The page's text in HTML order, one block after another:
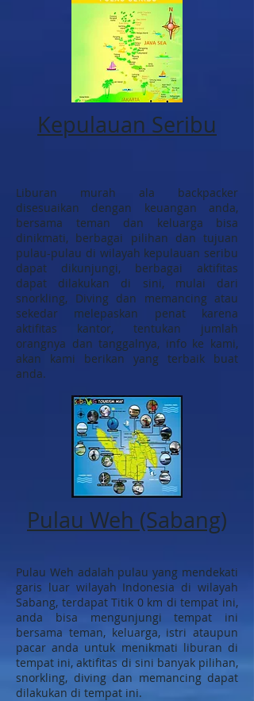
Kepulauan Seribu
Liburan murah ala backpacker
disesuaikan dengan keuangan anda,
bersama teman dan keluarga bisa
dinikmati, berbagai pilihan dan tujuan
pulau-pulau di wilayah kepulauan seribu
dapat dikunjungi, berbagai aktifitas
dapat dilakukan di sini, mulai dari
snorkling, Diving dan memancing atau
sekedar melepaskan penat karena
aktifitas kantor, tentukan jumlah
orangnya dan tanggalnya, info ke kami,
akan kami berikan yang terbaik buat
anda.
Pulau Weh (Sabang)
Pulau Weh adalah pulau yang mendekati
garis luar wilayah Indonesia di wilayah
Sabang, terdapat Titik 0 km di tempat ini,
anda bisa mengunjungi tempat ini
bersama teman, keluarga, istri ataupun
pacar anda untuk menikmati liburan di
tempat ini, aktifitas di sini banyak pilihan,
snorkling, diving dan memancing dapat
dilakukan di tempat ini.